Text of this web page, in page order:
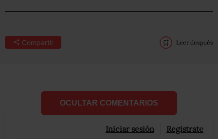
Compartir Leer después
OCULTAR COMENTARIOS
Iniciar sesión Registrate